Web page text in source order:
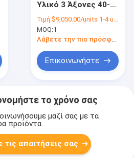
Υλικό 3 Άξονες 40-
Χωρητικότητας
Ημιρυμουλκούμενο
Φορτηγό Βαρέων
Τύπου Stake Type
High Fence
Τιμή:$9,050.00/units 1-4 units
MOQ:1
Λάβετε την πιο πρόσφατη τιμή
Επικοινωνήστε
το χρόνο σας
μαζί σας με τα
προϊόντα.
απαιτήσεις σας